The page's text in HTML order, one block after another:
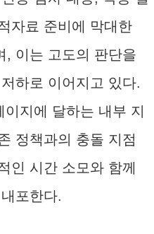
자료 준비에 막대한
, 이는 고도의 판단을
하로 이어지고 있다.
지에 달하는 내부 지
정책과의 충돌 지점
인 시간 소모와 함께
포한다.